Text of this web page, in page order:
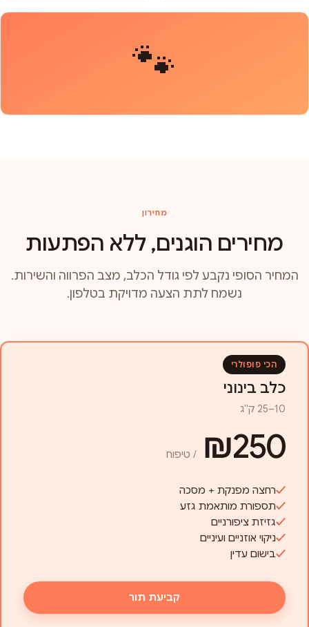
🐾
מחירון
מחירים הוגנים, ללא הפתעות
המחיר הסופי נקבע לפי גודל הכלב, מצב הפרווה והשירות.
נשמח לתת הצעה מדויקת בטלפון.
הכי פופולרי
כלב בינוני
10–25 ק"ג
₪250 / טיפוח
רחצה מפנקת + מסכה
תספורת מותאמת גזע
גזיזת ציפורניים
ניקוי אוזניים ועיניים
בישום עדין
קביעת תור